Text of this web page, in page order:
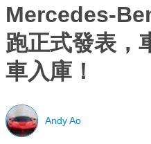
Mercedes-
跑正式發表，
車入庫！
Andy Ao